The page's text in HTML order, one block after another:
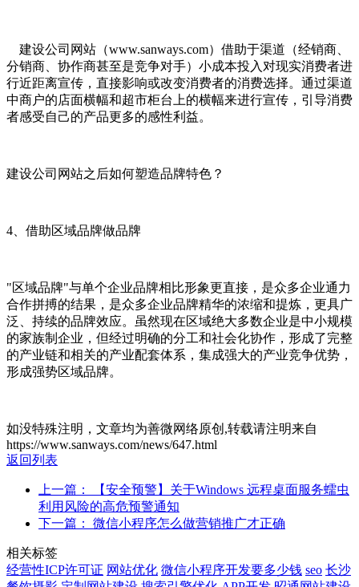
建设公司网站（www.sanways.com）借助于渠道（经销商、
分销商、协作商甚至是竞争对手）小成本投入对现实消费者进
行近距离宣传，直接影响或改变消费者的消费选择。通过渠道
中商户的店面横幅和超市柜台上的横幅来进行宣传，引导消费
者感受自己的产品更多的感性利益。
建设公司网站之后如何塑造品牌特色？
4、借助区域品牌做品牌
"区域品牌"与单个企业品牌相比形象更直接，是众多企业通力
合作拼搏的结果，是众多企业品牌精华的浓缩和提炼，更具广
泛、持续的品牌效应。虽然现在区域绝大多数企业是中小规模
的家族制企业，但经过明确的分工和社会化协作，形成了完整
的产业链和相关的产业配套体系，集成强大的产业竞争优势，
形成强势区域品牌。
如没特殊注明，文章均为善微网络原创,转载请注明来自
https://www.sanways.com/news/647.html
返回列表
上一篇： 【安全预警】关于Windows 远程桌面服务蠕虫
利用风险的高危预警通知
下一篇： 微信小程序怎么做营销推广才正确
相关标签
经营性ICP许可证 网站优化 微信小程序开发要多少钱 seo 长沙